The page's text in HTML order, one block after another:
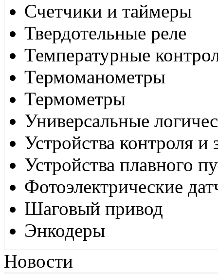
Счетчики и таймеры
Твердотельные реле
Температурные
Термоманометры
Термометры
Универсальные
Устройства контроля
Устройства плавного
Фотоэлектрические
Шаговый привод
Энкодеры
Новости